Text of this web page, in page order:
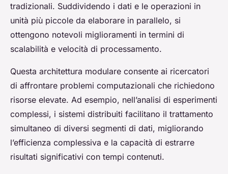
tradizionali. Suddividendo i dati e le operazioni in
unità più piccole da elaborare in parallelo, si
ottengono notevoli miglioramenti in termini di
scalabilità e velocità di processamento.
Questa architettura modulare consente ai ricercatori
di affrontare problemi computazionali che richiedono
risorse elevate. Ad esempio, nell’analisi di esperimenti
complessi, i sistemi distribuiti facilitano il trattamento
simultaneo di diversi segmenti di dati, migliorando
l’efficienza complessiva e la capacità di estrarre
risultati significativi con tempi contenuti.